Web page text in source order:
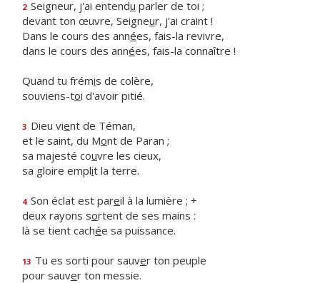
2 Seigneur, j'ai entendu parler de toi ;
devant ton œuvre, Seigneur, j'ai craint !
Dans le cours des années, fais-la revivre,
dans le cours des années, fais-la connaître !
Quand tu frémis de colère,
souviens-toi d'avoir pitié.
3 Dieu vient de Téman,
et le saint, du Mont de Paran ;
sa majesté couvre les cieux,
sa gloire emplit la terre.
4 Son éclat est pareil à la lumière ; +
deux rayons sortent de ses mains :
là se tient cachée sa puissance.
13 Tu es sorti pour sauver ton peuple
pour sauver ton messie.